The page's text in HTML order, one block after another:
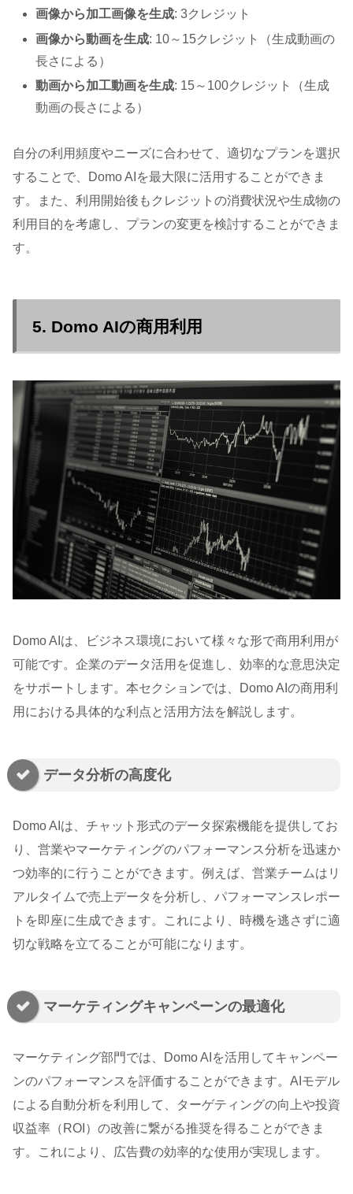
画像から加工画像を生成: 3クレジット
画像から動画を生成: 10～15クレジット（生成動画の
長さによる）
動画から加工動画を生成: 15～100クレジット（生成
動画の長さによる）
自分の利用頻度やニーズに合わせて、適切なプランを選択
することで、Domo AIを最大限に活用することができま
す。また、利用開始後もクレジットの消費状況や生成物の
利用目的を考慮し、プランの変更を検討することができま
す。
5. Domo AIの商用利用
Domo AIは、ビジネス環境において様々な形で商用利用が
可能です。企業のデータ活用を促進し、効率的な意思決定
をサポートします。本セクションでは、Domo AIの商用利
用における具体的な利点と活用方法を解説します。
データ分析の高度化
Domo AIは、チャット形式のデータ探索機能を提供してお
り、営業やマーケティングのパフォーマンス分析を迅速か
つ効率的に行うことができます。例えば、営業チームはリ
アルタイムで売上データを分析し、パフォーマンスレポー
トを即座に生成できます。これにより、時機を逃さずに適
切な戦略を立てることが可能になります。
マーケティングキャンペーンの最適化
マーケティング部門では、Domo AIを活用してキャンペー
ンのパフォーマンスを評価することができます。AIモデル
による自動分析を利用して、ターゲティングの向上や投資
収益率（ROI）の改善に繋がる推奨を得ることができま
す。これにより、広告費の効率的な使用が実現します。